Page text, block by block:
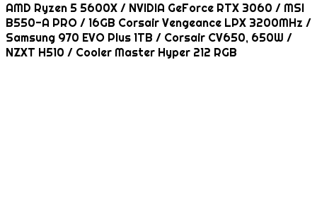
AMD Ryzen 5 5600X / NVIDIA GeForce RTX 3060 / MSI
B550-A PRO / 16GB Corsair Vengeance LPX 3200MHz /
Samsung 970 EVO Plus 1TB / Corsair CV650, 650W /
NZXT H510 / Cooler Master Hyper 212 RGB